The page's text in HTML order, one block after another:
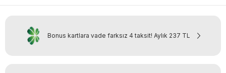
Bonus kartlara vade farksız 4 taksit! Aylık 237 TL